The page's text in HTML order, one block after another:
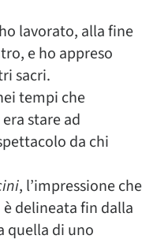
lavorato, alla fine
e ho appreso
sacri.
tempi che
stare ad
da chi
, l’impressione che
delineata fin dalla
quella di uno